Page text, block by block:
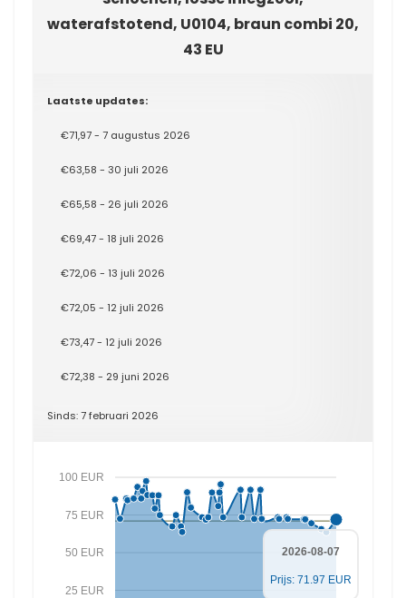
waterafstotend, U0104, braun combi 20,
43 EU
Laatste updates:
€71,97 - 7 augustus 2026
€63,58 - 30 juli 2026
€65,58 - 26 juli 2026
€69,47 - 18 juli 2026
€72,06 - 13 juli 2026
€72,05 - 12 juli 2026
€73,47 - 12 juli 2026
€72,38 - 29 juni 2026
Sinds: 7 februari 2026
25 EUR
50 EUR
75 EUR
100 EUR
2026-08-07
Prijs: 71.97 EUR